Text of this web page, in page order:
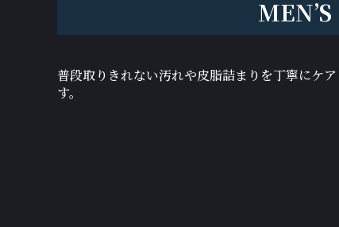
普段取りきれない汚れや皮脂詰まりを丁寧にケ
す。